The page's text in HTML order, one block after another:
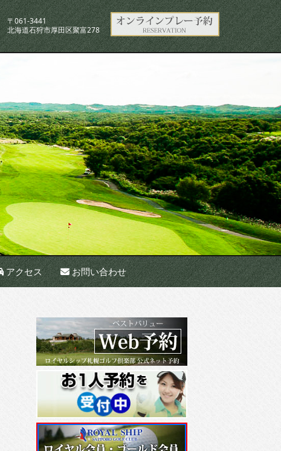
〒061-3441
北海道石狩市厚田区聚富278
アクセス お問い合わせ